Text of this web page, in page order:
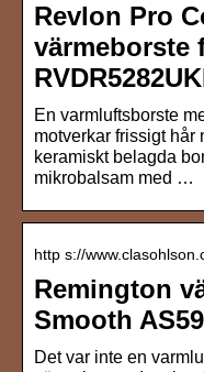
Revlon Pro
värmeborste
En varmluftsborste
motverkar frissigt
keramiskt belagda
mikrobalsam med …
http s://
Remington
Smooth
Det var inte en